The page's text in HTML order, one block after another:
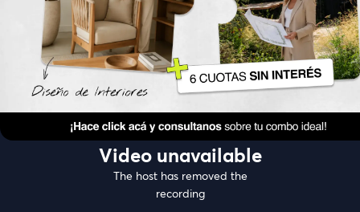
Anterior Clase
Clase 2
Materiales